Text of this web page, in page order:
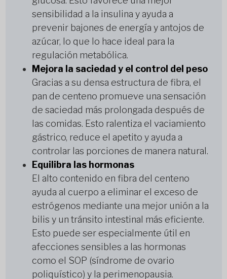
sensibilidad a la insulina y ayuda a
prevenir bajones de energía y antojos de
azúcar, lo que lo hace ideal para la
regulación metabólica.
Mejora la saciedad y el control del peso
Gracias a su densa estructura de fibra, el
pan de centeno promueve una sensación
de saciedad más prolongada después de
las comidas. Esto ralentiza el vaciamiento
gástrico, reduce el apetito y ayuda a
controlar las porciones de manera natural.
Equilibra las hormonas
El alto contenido en fibra del centeno
ayuda al cuerpo a eliminar el exceso de
estrógenos mediante una mejor unión a la
bilis y un tránsito intestinal más eficiente.
Esto puede ser especialmente útil en
afecciones sensibles a las hormonas
como el SOP (síndrome de ovario
poliquístico) y la perimenopausia.